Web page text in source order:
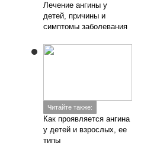
Лечение ангины у
детей, причины и
симптомы заболевания
Читайте также:
Как проявляется ангина
у детей и взрослых, ее
типы